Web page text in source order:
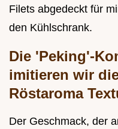
Filets abgedeckt für
den Kühlschrank.
Die 'Peking'-
imitieren wir
Röstaroma
Der Geschmack, der